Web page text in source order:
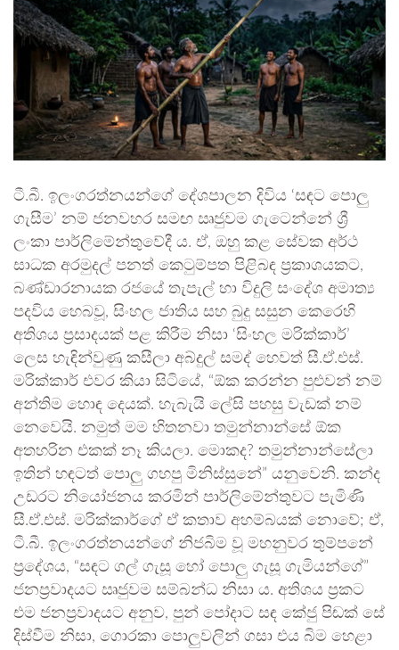
ටී.බී. ඉලංගරත්නයන්ගේ දේශපාලන දිවිය ‘සඳට පොලු
ගැසීම’ නම් ජනවහර සමඟ ඍජුවම ගැටෙන්නේ ශ්‍රී
ලංකා පාර්ලිමේන්තුවේදී ය. ඒ, ඔහු කළ සේවක අර්ථ
සාධක අරමුදල් පනත් කෙටුම්පත පිළිබඳ ප්‍රකාශයකට,
බණ්ඩාරනායක රජයේ තැපැල් හා විදුලි සංදේශ අමාත්‍ය
පදවිය හෙබවූ, සිංහල ජාතිය සහ බුදු සසුන කෙරෙහි
අතිශය ප්‍රසාදයක් පළ කිරීම නිසා ‘සිංහල මරික්කාර්’
ලෙස හැඳින්වුණු කසීලා අබ්දුල් සමද් හෙවත් සී.ඒ.එස්.
මරික්කාර් එවර කියා සිටියේ, “ඕක කරන්න පුළුවන් නම්
අන්තිම හොඳ දෙයක්. හැබැයි ලේසි පහසු වැඩක් නම්
නෙවෙයි. නමුත් මම හිතනවා තමුන්නාන්සේ ඕක
අතහරින එකක් නෑ කියලා. මොකද? තමුන්නාන්සේලා
ඉතින් හඳටත් පොලු ගහපු මිනිස්සුනේ” යනුවෙනි. කන්ද
උඩරට නියෝජනය කරමින් පාර්ලිමේන්තුවට පැමිණි
සී.ඒ.එස්. මරික්කාර්ගේ ඒ කතාව අහම්බයක් නොවේ; ඒ,
ටී.බී. ඉලංගරත්නයන්ගේ නිජබිම වූ මහනුවර තුම්පනේ
ප්‍රදේශය, “සඳට ගල් ගැසූ හෝ පොලු ගැසූ ගැමියන්ගේ”
ජනප්‍රවාදයට ඍජුවම සම්බන්ධ නිසා ය. අතිශය ප්‍රකට
එම ජනප්‍රවාදයට අනුව, පුන් පෝදාට සඳ කේජු පිඬක් සේ
දිස්වීම නිසා, ගොරකා පොලුවලින් ගසා එය බිම හෙළා